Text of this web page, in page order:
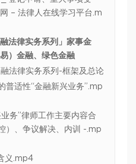
– 法律人在线学习平台.m
法律实务系列」家事金
）金融、绿色金融
法律实务系列-框架及总论
普适性“金融新兴业务”.mp
务”律师工作主要内容合
）、争议解决、内训 -.mp
义.mp4